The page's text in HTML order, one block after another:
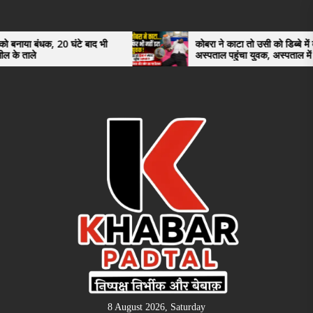
the
content
घंटे बाद भी
कोबरा ने काटा तो उसी को डिब्बे में बंद कर
अस्पताल पहुंचा युवक, अस्पताल में देखकर डॉक्टर
भी रह गए हैरान
8 August 2026, Saturday